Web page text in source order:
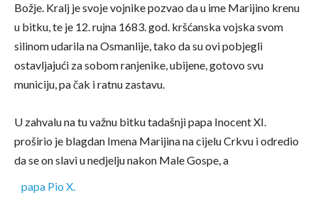
Božje. Kralj je svoje vojnike pozvao da u ime Marijino krenu
u bitku, te je 12. rujna 1683. god. kršćanska vojska svom
silinom udarila na Osmanlije, tako da su ovi pobjegli
ostavljajući za sobom ranjenike, ubijene, gotovo svu
municiju, pa čak i ratnu zastavu.
U zahvalu na tu važnu bitku tadašnji papa Inocent XI.
proširio je blagdan Imena Marijina na cijelu Crkvu i odredio
da se on slavi u nedjelju nakon Male Gospe, a
papa Pio X.